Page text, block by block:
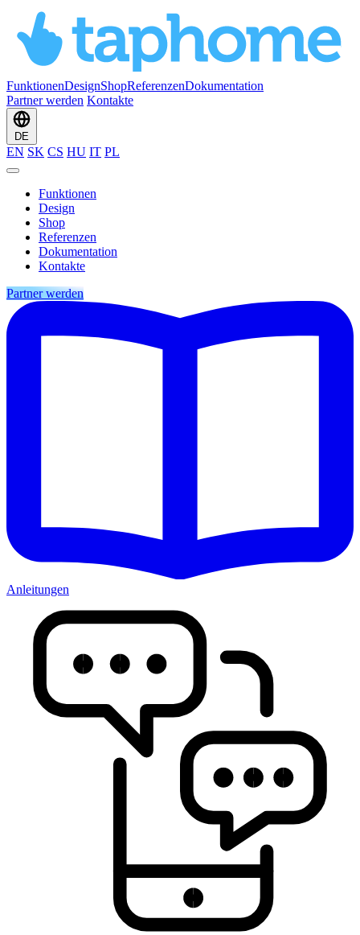
FunktionenDesignShopReferenzenDokumentation
Partner werden Kontakte
DE
EN SK CS HU IT PL
Funktionen
Design
Shop
Referenzen
Dokumentation
Kontakte
Partner werden
Anleitungen